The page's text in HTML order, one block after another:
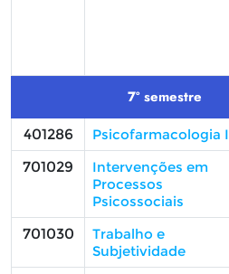
7º semestre
401286 Psicofarmacologia I
701029
Intervenções em
Processos
Psicossociais
701030
Trabalho e
Subjetividade